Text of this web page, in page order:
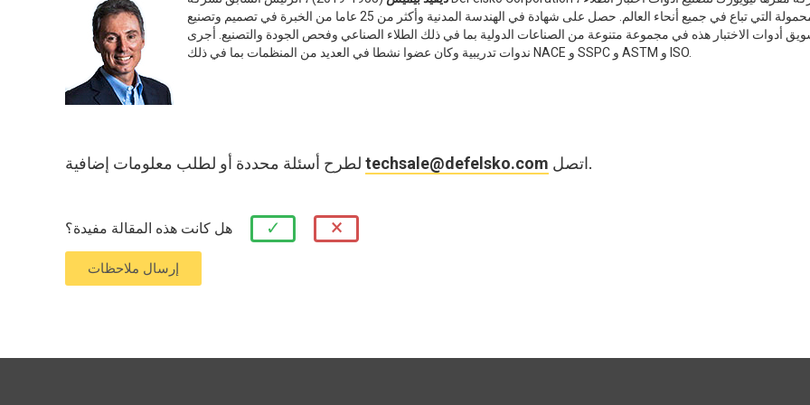
المحمولة التي تباع في جميع أنحاء العالم. حصل على شهادة في الهندسة المدنية وأكثر من 25 عاما من الخبرة في تصميم وتصنيع
أدوات الاختبار هذه في مجموعة متنوعة من الصناعات الدولية بما في ذلك الطلاء الصناعي وفحص الجودة والتصنيع. أجرى
ندوات تدريبية وكان عضوا نشطا في العديد من المنظمات بما في ذلك NACE و SSPC و ASTM و ISO.
اتصل techsale@defelsko.com لطرح أسئلة محددة أو لطلب معلومات إضافية.
هل كانت هذه المقالة مفيدة؟ ✓ ×